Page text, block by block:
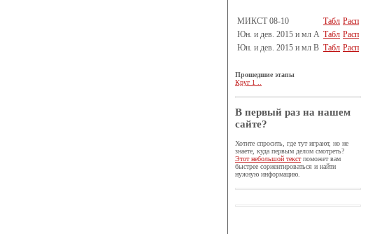
МИКСТ 08-10 Табл Расп
Юн. и дев. 2015 и мл A Табл Расп
Юн. и дев. 2015 и мл B Табл Расп
Прошедшие этапы
Круг 1 ..
В первый раз на нашем
сайте?
Хотите спросить, где тут играют, но не
знаете, куда первым делом смотреть?
Этот небольшой текстпоможет вам
быстрее сориентироваться и найти
нужную информацию.